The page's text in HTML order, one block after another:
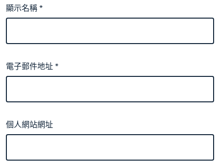
顯示名稱*
電子郵件地址*
個人網站網址